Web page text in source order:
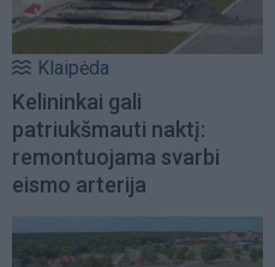
Klaipėda
Kelininkai gali
patriukšmauti naktį:
remontuojama svarbi
eismo arterija